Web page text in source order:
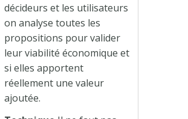
décideurs et les utilisateurs
on analyse toutes les
propositions pour valider
leur viabilité économique et
si elles apportent
réellement une valeur
ajoutée.